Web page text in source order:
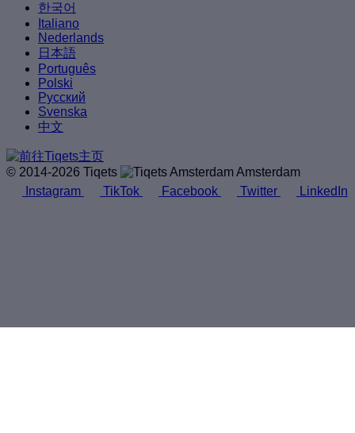
한국어
Italiano
Nederlands
日本語
Português
Polski
Русский
Svenska
中文
© 2014-2026 Tiqets
Amsterdam
Instagram
TikTok Facebook Twitter LinkedIn